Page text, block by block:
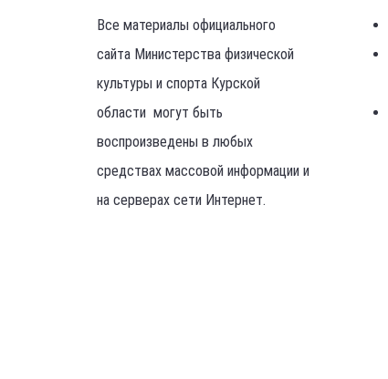
Все материалы официального
сайта Министерства физической
культуры и спорта Курской
области могут быть
воспроизведены в любых
средствах массовой информации и
на серверах сети Интернет.